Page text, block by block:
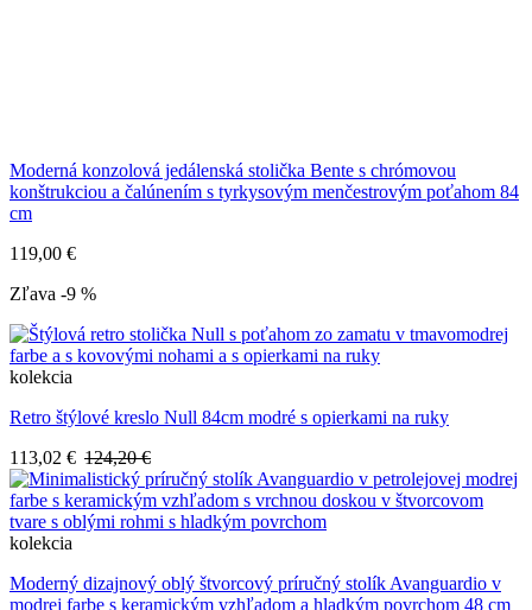
Moderná konzolová jedálenská stolička Bente s chrómovou
konštrukciou a čalúnením s tyrkysovým menčestrovým poťahom 84
cm
119,00 €
Zľava -9 %
kolekcia
Retro štýlové kreslo Null 84cm modré s opierkami na ruky
113,02 € 124,20 €
kolekcia
Moderný dizajnový oblý štvorcový príručný stolík Avanguardio v
modrej farbe s keramickým vzhľadom a hladkým povrchom 48 cm